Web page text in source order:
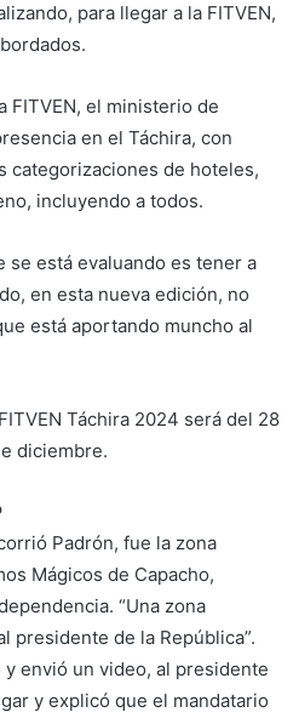
para llegar a la FITVEN,
FITVEN, el ministerio de
en el Táchira, con
categorizaciones de hoteles,
incluyendo a todos.
se está evaluando es tener a
en esta nueva edición, no
está aportando muncho al
Táchira 2024 será del 28
diciembre.
Padrón, fue la zona
Mágicos de Capacho,
“Una zona
presidente de la República”.
envió un video, al presidente
y explicó que el mandatario